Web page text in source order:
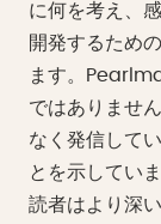
に何を考え、
開発するため
ます。
ではありませ
なく発信して
とを示してい
読者はより深